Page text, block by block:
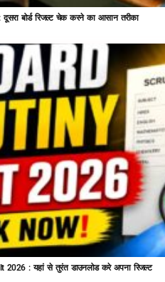
बोर्ड रिजल्ट चेक करने का आसान तरीका
: यहां से तुरंत डाउनलोड करे अपना रिजल्ट